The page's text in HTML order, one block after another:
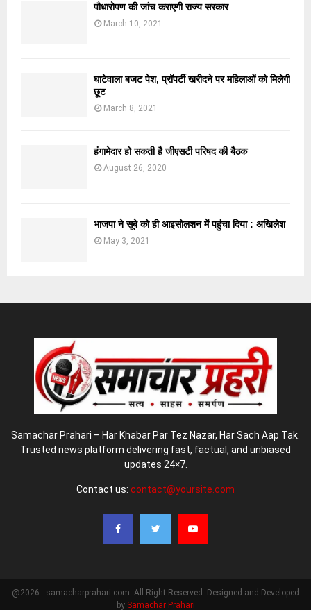
पौधारोपण की जांच कराएगी राज्य सरकार
March 10, 2021
घाटेवाला बजट पेश, प्रॉपर्टी खरीदने पर महिलाओं को मिलेगी
छूट
March 8, 2021
हंगामेदार हो सकती है जीएसटी परिषद की बैठक
August 26, 2020
भाजपा ने सूबे को ही आइसोलशन में पहुंचा दिया : अखिलेश
May 3, 2021
Samachar Prahari – Har Khabar Par Tez Nazar, Har Sach Aap Tak.
Trusted news platform delivering fast, factual, and unbiased
updates 24×7.
Contact us: contact@yoursite.com
@2026 - samacharprahari.com. All Right Reserved. Designed and Developed
by Samachar Prahari